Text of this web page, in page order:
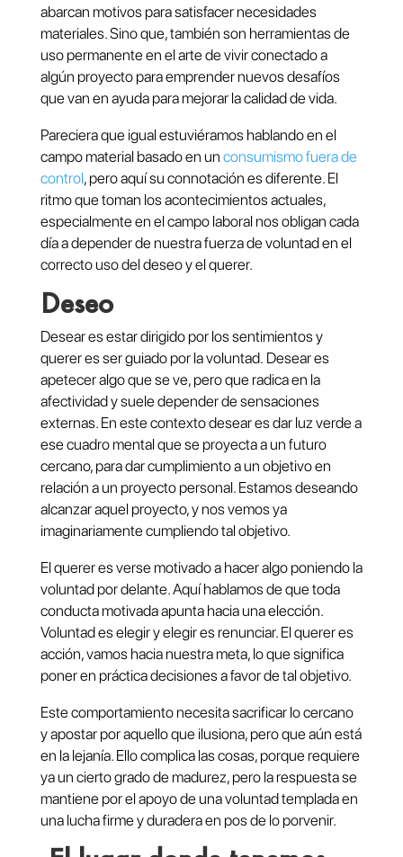
abarcan motivos para satisfacer necesidades
materiales. Sino que, también son herramientas de
uso permanente en el arte de vivir conectado a
algún proyecto para emprender nuevos desafíos
que van en ayuda para mejorar la calidad de vida.
Pareciera que igual estuviéramos hablando en el
campo material basado en un consumismo fuera de
control, pero aquí su connotación es diferente. El
ritmo que toman los acontecimientos actuales,
especialmente en el campo laboral nos obligan cada
día a depender de nuestra fuerza de voluntad en el
correcto uso del deseo y el querer.
Deseo
Desear es estar dirigido por los sentimientos y
querer es ser guiado por la voluntad. Desear es
apetecer algo que se ve, pero que radica en la
afectividad y suele depender de sensaciones
externas. En este contexto desear es dar luz verde a
ese cuadro mental que se proyecta a un futuro
cercano, para dar cumplimiento a un objetivo en
relación a un proyecto personal. Estamos deseando
alcanzar aquel proyecto, y nos vemos ya
imaginariamente cumpliendo tal objetivo.
El querer es verse motivado a hacer algo poniendo la
voluntad por delante. Aquí hablamos de que toda
conducta motivada apunta hacia una elección.
Voluntad es elegir y elegir es renunciar. El querer es
acción, vamos hacia nuestra meta, lo que significa
poner en práctica decisiones a favor de tal objetivo.
Este comportamiento necesita sacrificar lo cercano
y apostar por aquello que ilusiona, pero que aún está
en la lejanía. Ello complica las cosas, porque requiere
ya un cierto grado de madurez, pero la respuesta se
mantiene por el apoyo de una voluntad templada en
una lucha firme y duradera en pos de lo porvenir.